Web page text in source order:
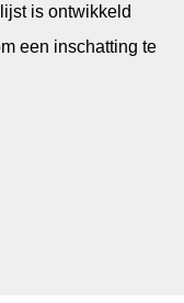
is ontwikkeld
een inschatting te